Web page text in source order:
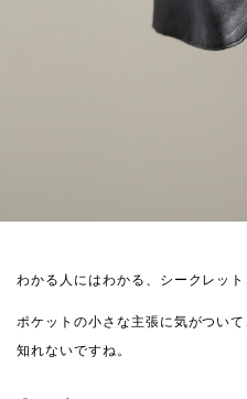
わかる人にはわかる、シークレット
ポケットの小さな主張に気がつい
知れないですね。